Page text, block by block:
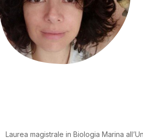
Laurea magistrale in Biologia Marina